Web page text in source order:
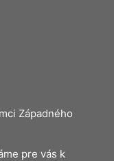
Západného
pre vás k